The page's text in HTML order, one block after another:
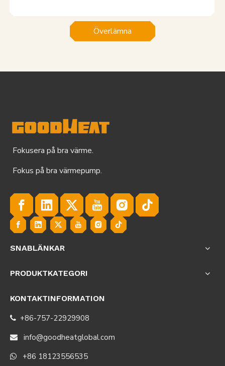
Överlämna
Fokusera på bra värme.
Fokus på bra värmepump.
SNABLÄNKAR
PRODUKTKATEGORI
KONTAKTINFORMATION
 +86-757-22929908
 info@goodheatglobal.com
 +86 18123556535